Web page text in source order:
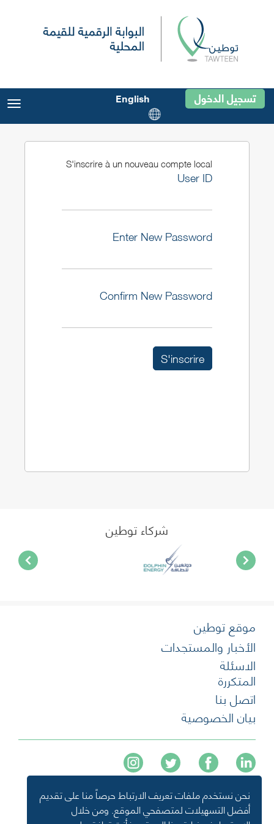
نحن نستخدم ملفات تعريف الارتباط حرصاً منا على تقديم
أفضل التسهيلات لمتصفحي الموقع. ومن خلال
تسجيل الدخول English
S'inscrire à un nouveau compte local
User ID
Enter New Password
Confirm New Password
شركاء توطين
موقع توطين
الأخبار والمستجدات
الاسئلة
المتكررة
اتصل بنا
بيان الخصوصية
+974 40136477